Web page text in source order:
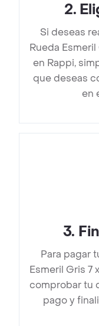
2.
Si deseas
Rueda Esmeril
en Rappi,
que deseas
en
3.
Para pagar
Esmeril Gris 7
comprobar tu
pago y